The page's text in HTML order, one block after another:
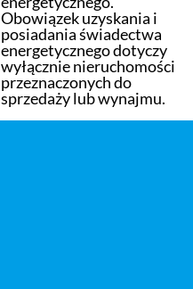
Obowiązek uzyskania i
posiadania świadectwa
energetycznego dotyczy
wyłącznie nieruchomości
przeznaczonych do
sprzedaży lub wynajmu.